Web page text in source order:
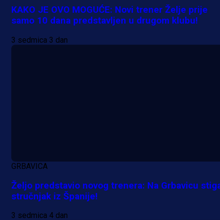
Počinje Premijer liga BiH: Pronađi
specijale i iskoristi jedinstvenu
ponudu
KAKO JE OVO MOGUĆE: Novi trener Želje prije
samo 10 dana predstavljen u drugom klubu!
3 sedmica 3 dan
GRBAVICA
Željo predstavio novog trenera: Na Grbavicu
stručnjak iz Španije!
3 sedmica 4 dan